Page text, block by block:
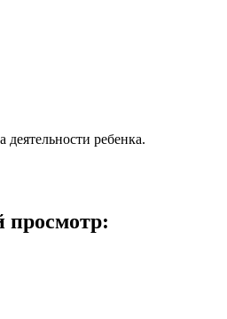
деятельности ребенка.
просмотр: